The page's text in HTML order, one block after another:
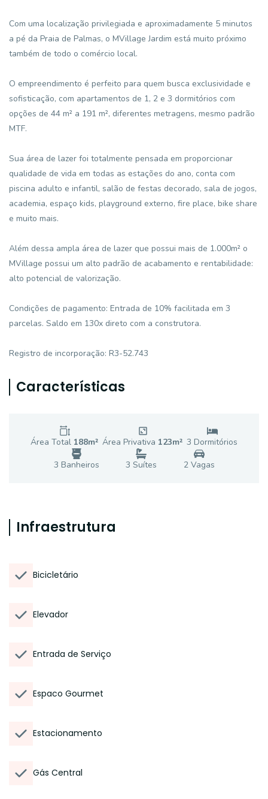
Com uma localização privilegiada e aproximadamente 5 minutos
a pé da Praia de Palmas, o MVillage Jardim está muito próximo
também de todo o comércio local.
O empreendimento é perfeito para quem busca exclusividade e
sofisticação, com apartamentos de 1, 2 e 3 dormitórios com
opções de 44 m² a 191 m², diferentes metragens, mesmo padrão
MTF.
Sua área de lazer foi totalmente pensada em proporcionar
qualidade de vida em todas as estações do ano, conta com
piscina adulto e infantil, salão de festas decorado, sala de jogos,
academia, espaço kids, playground externo, fire place, bike share
e muito mais.
Além dessa ampla área de lazer que possui mais de 1.000m² o
MVillage possui um alto padrão de acabamento e rentabilidade:
alto potencial de valorização.
Condições de pagamento: Entrada de 10% facilitada em 3
parcelas. Saldo em 130x direto com a construtora.
Registro de incorporação: R3-52.743
Características
Área Total 188m² Área Privativa 123m² 3 Dormitórios
3 Banheiros 3 Suítes 2Vagas
Infraestrutura
Bicicletário
Elevador
Entrada de Serviço
Espaco Gourmet
Estacionamento
Gás Central